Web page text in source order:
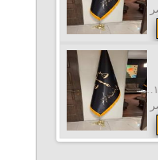
تلفن: ۰۲۱۸۹۳۱۰-۰۲۱۸۸۷۹۷۱۹۴-۰۲۱۸۸۷۹۶۳۱۱-۰۲۱۸۸۷۹۷۱۵